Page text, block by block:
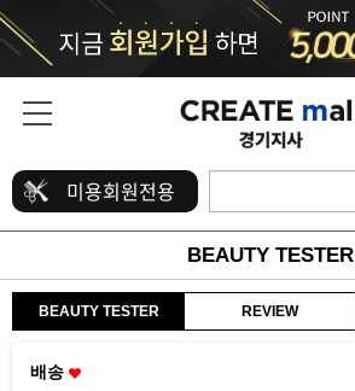
미용회원전용
BEAUTY TESTER
BEAUTY TESTER REVIEW
배송